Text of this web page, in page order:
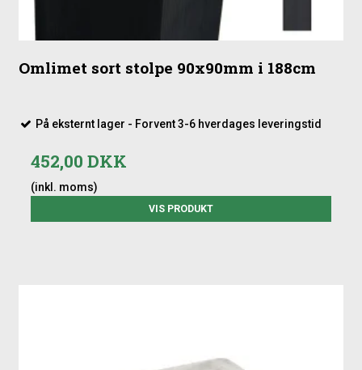
Omlimet sort stolpe 90x90mm i 188cm
På eksternt lager - Forvent 3-6 hverdages leveringstid
452,00 DKK
(inkl. moms)
VIS PRODUKT